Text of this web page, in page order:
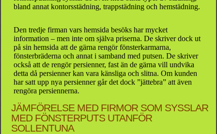
bland annat kontorsstädning, trappstädning och hemstädning.
Den tredje firman vars hemsida besöks har mycket
information – men inte om själva priserna. De skriver dock ut
på sin hemsida att de gärna rengör fönsterkarmarna,
fönsterbräderna och annat i samband med putsen. De skriver
också att de rengör persienner, fast än de gärna vill undvika
detta då persienner kan vara känsliga och slitna. Om kunden
har satt upp nya persienner går det dock ”jättebra” att även
rengöra persiennerna.
JÄMFÖRELSE MED FIRMOR SOM SYSSLAR
MED FÖNSTERPUTS UTANFÖR
SOLLENTUNA